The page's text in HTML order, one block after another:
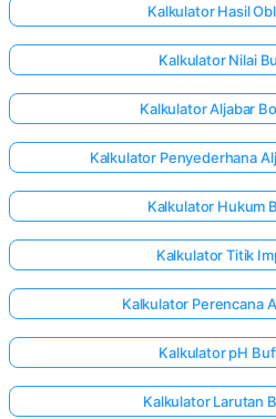
Kalkulator Hasil
Kalkulator Nilai
Kalkulator Aljabar
Kalkulator Penyederhana
Kalkulator Hukum
Kalkulator Titik
Kalkulator Perencana
Kalkulator pH
Kalkulator Larutan